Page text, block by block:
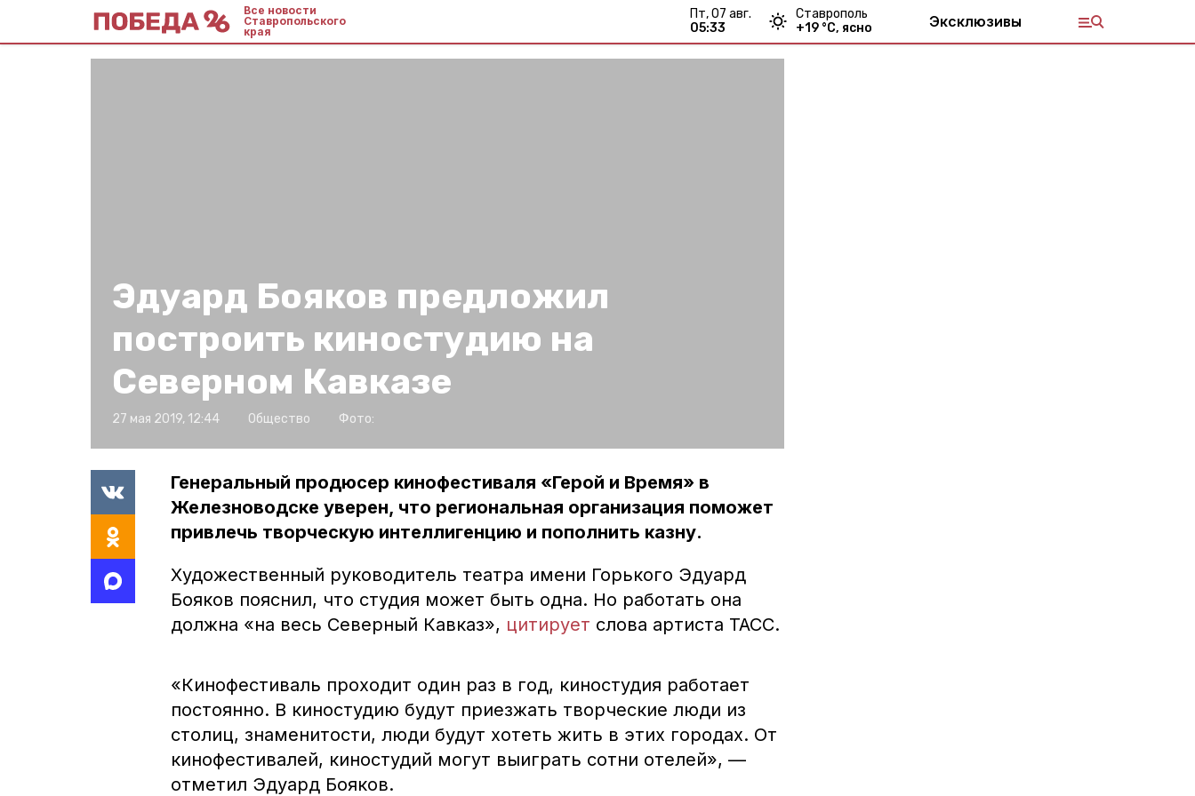
Все новости
Ставропольского
края
пт, 07 авг.
05:33
Ставрополь
+19 °С, ясно Эксклюзивы
Эдуард Бояков предложил
построить киностудию на
Северном Кавказе
27 мая 2019, 12:44 Общество Фото:
Генеральный продюсер кинофестиваля «Герой и Время» в
Железноводске уверен, что региональная организация поможет
привлечь творческую интеллигенцию и пополнить казну.
Художественный руководитель театра имени Горького Эдуард
Бояков пояснил, что студия может быть одна. Но работать она
должна «на весь Северный Кавказ», цитирует слова артиста ТАСС.
«Кинофестиваль проходит один раз в год, киностудия работает
постоянно. В киностудию будут приезжать творческие люди из
столиц, знаменитости, люди будут хотеть жить в этих городах. От
кинофестивалей, киностудий могут выиграть сотни отелей», —
отметил Эдуард Бояков.